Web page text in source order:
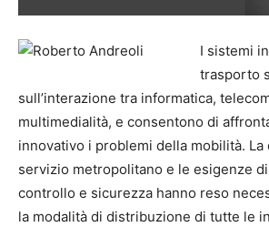
I sistemi
trasporto
sull’interazione tra informatica,
multimedialità, e consentono di
innovativo i problemi della mobilità. La
servizio metropolitano e le esigenze
controllo e sicurezza hanno reso
la modalità di distribuzione di tutte le